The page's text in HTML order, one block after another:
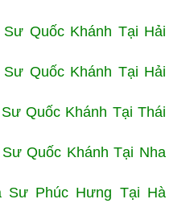
Sư Quốc Khánh Tại Hải
Sư Quốc Khánh Tại Hải
SưQuốc Khánh Tại Thái
Quốc Khánh Tại Nha
Sư Phúc Hưng Tại Hà